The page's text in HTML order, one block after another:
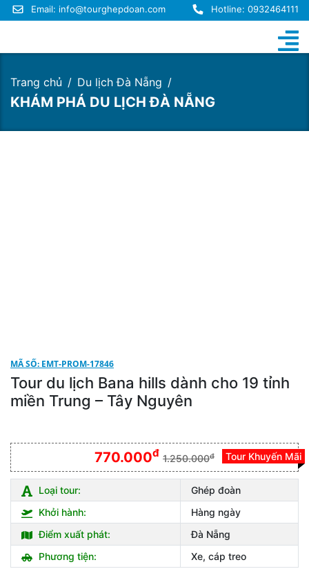
Email: info@tourghepdoan.com Hotline: 0932464111
Trang chủ Du lịch Đà Nẵng
KHÁM PHÁ DU LỊCH ĐÀ NẴNG
MÃ SỐ: EMT-PROM-17846
Tour du lịch Bana hills dành cho 19 tỉnh
miền Trung – Tây Nguyên
770.000đ 1.250.000đ Tour Khuyến Mãi
Loại tour:
Ghép đoàn
Khởi hành:
Hàng ngày
Điểm xuất phát:
Đà Nẵng
Phương tiện:
Xe, cáp treo